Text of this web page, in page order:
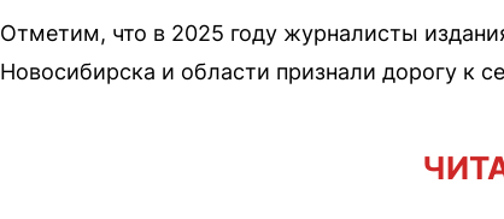
Отметим, что в 2025 году журналисты
Новосибирска и области признали дорогу к